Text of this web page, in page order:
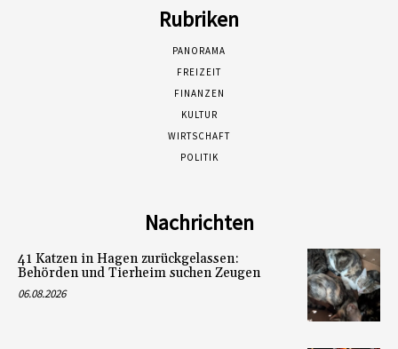
Rubriken
PANORAMA
FREIZEIT
FINANZEN
KULTUR
WIRTSCHAFT
POLITIK
Nachrichten
41 Katzen in Hagen zurückgelassen:
Behörden und Tierheim suchen Zeugen
06.08.2026